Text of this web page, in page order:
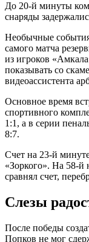
До 20-й минуты
снаряды
Необычные
самого матча
из игроков
показывать со
видеоассистента
Основное время
спортивного
1:1, а в серии
8:7.
Счет на 23-й
«Зоркого». На 58-
сравнял счет,
Слезы
После победы
Попков не мог